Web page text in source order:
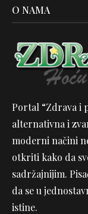
O NAMA
Portal “Zdrava i
alternativna i
moderni načini
otkriti kako da
sadržajnijim.
da se u
istine.